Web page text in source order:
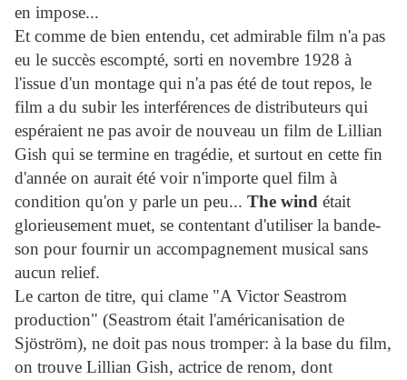
en impose...
Et comme de bien entendu, cet admirable film n'a pas
eu le succès escompté, sorti en novembre 1928 à
l'issue d'un montage qui n'a pas été de tout repos, le
film a du subir les interférences de distributeurs qui
espéraient ne pas avoir de nouveau un film de Lillian
Gish qui se termine en tragédie, et surtout en cette fin
d'année on aurait été voir n'importe quel film à
condition qu'on y parle un peu... The wind était
glorieusement muet, se contentant d'utiliser la bande-
son pour fournir un accompagnement musical sans
aucun relief.
Le carton de titre, qui clame "A Victor Seastrom
production" (Seastrom était l'américanisation de
Sjöström), ne doit pas nous tromper: à la base du film,
on trouve Lillian Gish, actrice de renom, dont